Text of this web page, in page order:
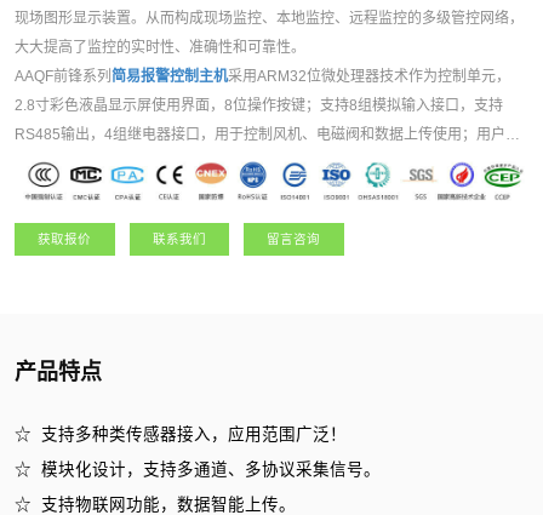
现场图形显示装置。从而构成现场监控、本地监控、远程监控的多级管控网络，
大大提高了监控的实时性、准确性和可靠性。
AAQF前锋系列 简易报警控制主机采用ARM32位微处理器技术作为控制单元，
2.8寸彩色液晶显示屏使用界面，8位操作按键；支持8组模拟输入接口，支持
RS485输出，4组继电器接口，用于控制风机、电磁阀和数据上传使用；用户可
选RS485、TCP/IP网口通信或者LORA、NB-IOT、4G等无线通讯方式。现场主
要采用壁挂式安装，适合多种应用场景。该产品可广泛应用于石油、化工、电
力、医疗、矿业等领域，是集数据采集、显示、报警、输出和控制等功能于一体
获取报价 联系我们 留言咨询
产品特点
☆ 支持多种类传感器接入，应用范围广泛！
☆ 模块化设计，支持多通道、多协议采集信号。
☆ 支持物联网功能，数据智能上传。